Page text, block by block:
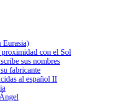
Eurasia)
proximidad con el Sol
sus nombres
fabricante
al español II